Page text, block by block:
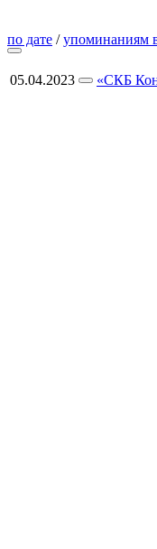
по дате /упоминаниям
05.04.2023 «СКБ